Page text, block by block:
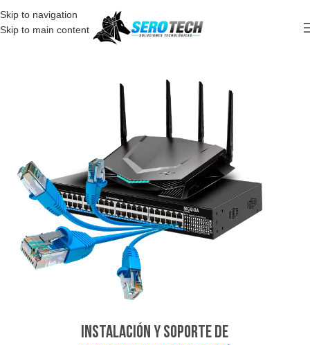
Skip to navigation
Skip to main content
Instalación y Soporte de